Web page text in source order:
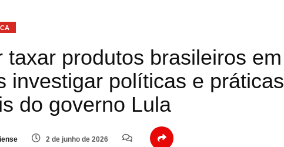
taxar produtos brasileiros em
investigar políticas e práticas
do governo Lula
2 de junho de 2026